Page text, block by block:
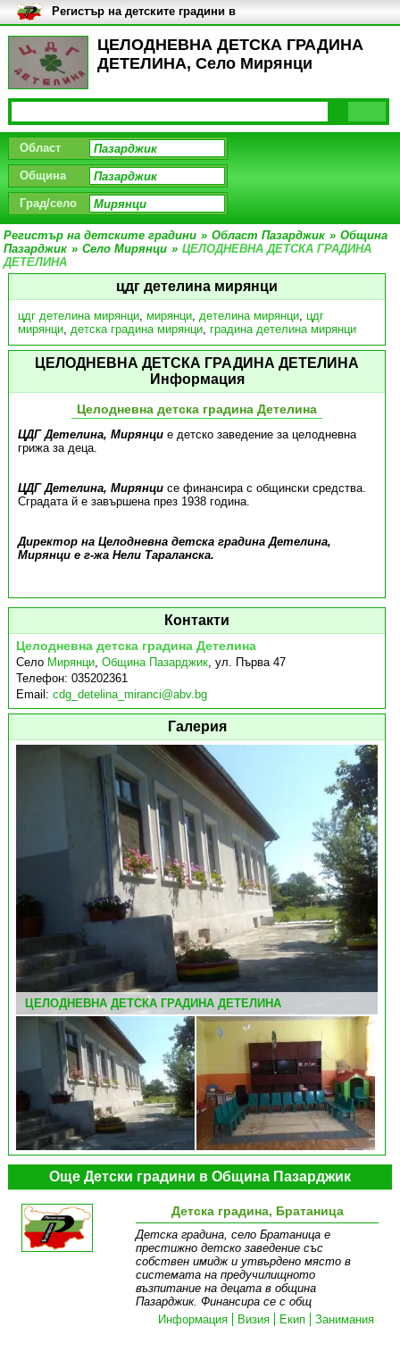
ЦЕЛОДНЕВНА ДЕТСКА ГРАДИНА
ДЕТЕЛИНА, Село Мирянци
Регистър на детските градини в
България
Област
Община
Град/село
Регистър на детските градини » Област Пазарджик » Община
Пазарджик » Село Мирянци » ЦЕЛОДНЕВНА ДЕТСКА ГРАДИНА
ДЕТЕЛИНА
цдг детелина мирянци
цдг детелина мирянци, мирянци, детелина мирянци, цдг
мирянци, детска градина мирянци, градина детелина мирянци
ЦЕЛОДНЕВНА ДЕТСКА ГРАДИНА ДЕТЕЛИНА
Информация
Целодневна детска градина Детелина
ЦДГ Детелина, Мирянцие детско заведение за целодневна
грижа за деца.
ЦДГ Детелина, Мирянцисе финансира с общински средства.
Сградата й е завършена през 1938 година.
Директор на Целодневна детска градина Детелина,
Мирянци е г-жа Нели Тараланска.
Контакти
Целодневна детска градина Детелина
Село Мирянци,Община Пазарджик,ул. Първа 47
Телефон:035202361
Email:cdg_detelina_miranci@abv.bg
Галерия
ЦЕЛОДНЕВНА ДЕТСКА ГРАДИНА ДЕТЕЛИНА
ЦЕЛОДНЕВНА ДЕТСКА ГРАДИНА ДЕТЕЛИНА
Още Детски градини в Община Пазарджик
Детска градина, Братаница
Детска градина, село Братаница е
престижно детско заведение със
собствен имидж и утвърдено място в
системата на предучилищното
възпитание на децата в община
Пазарджик. Финансира се с общ
Информация
Визия Екип Занимания